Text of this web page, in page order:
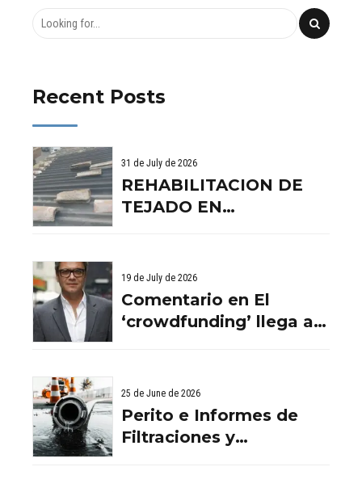
Recent Posts
31 de July de 2026
REHABILITACION DE
TEJADO EN
19 de July de 2026
Comentario en El
‘crowdfunding’ llega al
llega al ladrillo por
Comentario en El
‘crowdfunding’ llega al
ladrillo por El
25 de June de 2026
Perito e Informes de
Filtraciones y